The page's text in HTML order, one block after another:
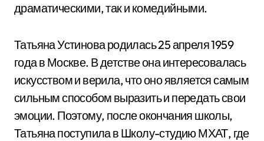
драматическими, так и комедийными.
Татьяна Устинова родилась 25 апреля 1959
года в Москве. В детстве она интересовалась
искусством и верила, что оно является самым
сильным способом выразить и передать свои
эмоции. Поэтому, после окончания школы,
Татьяна поступила в Школу-студию МХАТ, где